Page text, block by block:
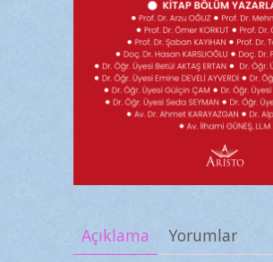
Açıklama Yorumlar